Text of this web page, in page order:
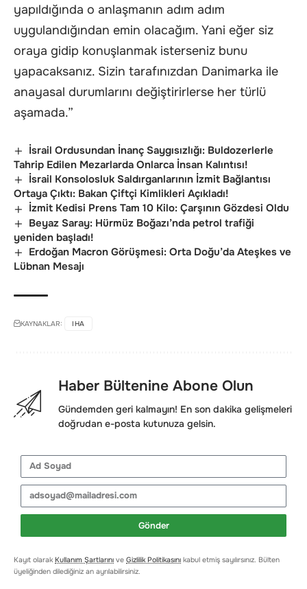
yapıldığında o anlaşmanın adım adım
uygulandığından emin olacağım. Yani eğer siz
oraya gidip konuşlanmak isterseniz bunu
yapacaksanız. Sizin tarafınızdan Danimarka ile
anayasal durumlarını değiştirirlerse her türlü
aşamada.”
İsrail Ordusundan İnanç Saygısızlığı: Buldozerlerle
Tahrip Edilen Mezarlarda Onlarca İnsan Kalıntısı!
İsrail Konsolosluk Saldırganlarının İzmit Bağlantısı
Ortaya Çıktı: Bakan Çiftçi Kimlikleri Açıkladı!
İzmit Kedisi Prens Tam 10 Kilo: Çarşının Gözdesi Oldu
Beyaz Saray: Hürmüz Boğazı’nda petrol trafiği
yeniden başladı!
Erdoğan Macron Görüşmesi: Orta Doğu’da Ateşkes ve
Lübnan Mesajı
KAYNAKLAR: IHA
Haber Bültenine Abone Olun
Gündemden geri kalmayın! En son dakika gelişmeleri
doğrudan e-posta kutunuza gelsin.
Gönder
Kayıt olarak Kullanım Şartlarını ve Gizlilik Politikasını kabul etmiş sayılırsınız. Bülten
üyeliğinden dilediğiniz an ayrılabilirsiniz.